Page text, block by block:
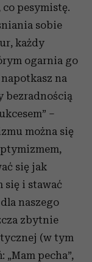
pesymistę.
sobie
każdy
ogarnia go
na
bezradnością
–
można się
się jak
się i stawać
naszego
zbytnie
(w tym
pecha”,